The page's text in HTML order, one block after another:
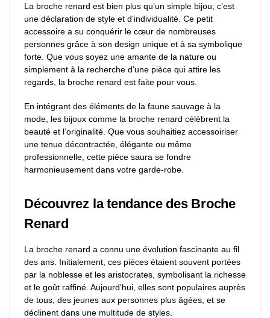
La broche renard est bien plus qu’un simple bijou; c’est
une déclaration de style et d’individualité. Ce petit
accessoire a su conquérir le cœur de nombreuses
personnes grâce à son design unique et à sa symbolique
forte. Que vous soyez une amante de la nature ou
simplement à la recherche d’une pièce qui attire les
regards, la broche renard est faite pour vous.
En intégrant des éléments de la faune sauvage à la
mode, les bijoux comme la broche renard célèbrent la
beauté et l’originalité. Que vous souhaitiez accessoiriser
une tenue décontractée, élégante ou même
professionnelle, cette pièce saura se fondre
harmonieusement dans votre garde-robe.
Découvrez la tendance des Broche
Renard
La broche renard a connu une évolution fascinante au fil
des ans. Initialement, ces pièces étaient souvent portées
par la noblesse et les aristocrates, symbolisant la richesse
et le goût raffiné. Aujourd’hui, elles sont populaires auprès
de tous, des jeunes aux personnes plus âgées, et se
déclinent dans une multitude de styles.